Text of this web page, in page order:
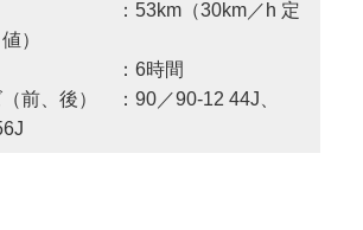
：53km（30km／h 定
）
：6時間
前、後） ：90／90-12 44J、